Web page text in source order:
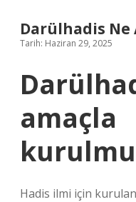
Darülhadis
Tarih: Haziran 29, 2025
amaçla
Hadis ilmi için